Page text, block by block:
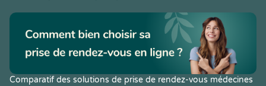
Comparatif des solutions de prise de rendez-vous médecines